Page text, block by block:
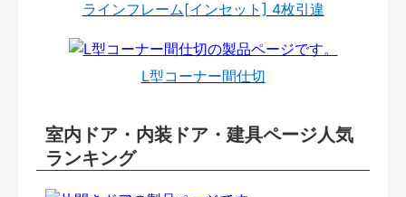
ラインフレーム[インセット] 4枚引違
L型コーナー間仕切
室内ドア・内装ドア・建具ページ人気
ランキング